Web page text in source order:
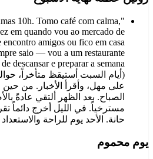
10h. Tomo café com calma,
em quando vou ao mercado de
amigos ou fico em casa
saio — vou a um restaurante
(أيام السبت أستيقظ متأخراً،
على مهل، وأقرأ الأخبار. من
الصباح. بعد الظهر ألتقي عادةً
مسترخياً. في الليل أخرج دائماً
حانة. الأحد يوم للراحة
يوم محموم